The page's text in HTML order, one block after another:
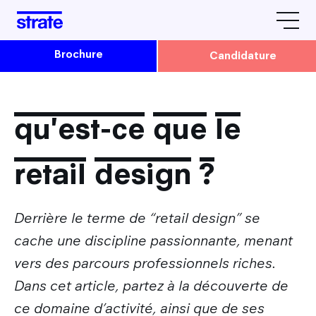
L'école
Strate Paris
Strate Lyon
Le design by Strate
Tarifs / Financement / Logement
L'équipe Strate
Formations
Admissions
Comment candidater à Strate ?
Admission en Cursus Design
Parcoursup : Admission 1ère année Design
Admission Parallèle : 2e, 3e et 4e année Design
Rencontrez-nous
Nos prochaines dates
JPO & autres évènements
Après Strate
Brochure Candidature
qu'est-ce que le
retail design ?
Derrière le terme de “retail design” se
cache une discipline passionnante, menant
vers des parcours professionnels riches.
Dans cet article, partez à la découverte de
ce domaine d’activité, ainsi que de ses